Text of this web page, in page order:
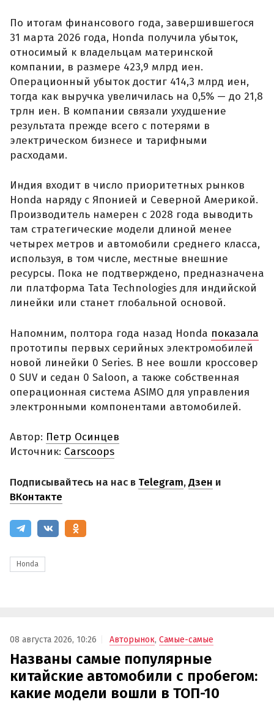
По итогам финансового года, завершившегося
31 марта 2026 года, Honda получила убыток,
относимый к владельцам материнской
компании, в размере 423,9 млрд иен.
Операционный убыток достиг 414,3 млрд иен,
тогда как выручка увеличилась на 0,5% — до 21,8
трлн иен. В компании связали ухудшение
результата прежде всего с потерями в
электрическом бизнесе и тарифными
расходами.
Индия входит в число приоритетных рынков
Honda наряду с Японией и Северной Америкой.
Производитель намерен с 2028 года выводить
там стратегические модели длиной менее
четырех метров и автомобили среднего класса,
используя, в том числе, местные внешние
ресурсы. Пока не подтверждено, предназначена
ли платформа Tata Technologies для индийской
линейки или станет глобальной основой.
Напомним, полтора года назад Honda показала
прототипы первых серийных электромобилей
новой линейки 0 Series. В нее вошли кроссовер
0 SUV и седан 0 Saloon, а также собственная
операционная система ASIMO для управления
электронными компонентами автомобилей.
Автор: Петр Осинцев
Источник: Carscoops
Подписывайтесь на нас в Telegram,Дзен и
ВКонтакте
Honda
08 августа 2026, 10:26 Авторынок, Самые-самые
Названы самые популярные
китайские автомобили с пробегом:
какие модели вошли в ТОП-10